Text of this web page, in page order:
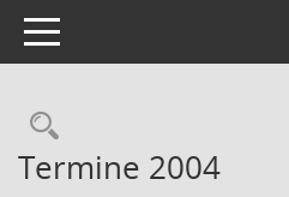
Toggle navigation
Rechercheauswahl
Termine 2004